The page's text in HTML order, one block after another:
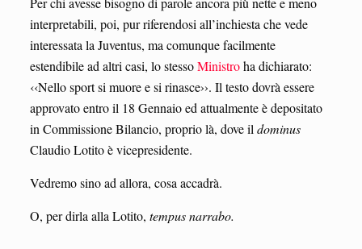
interpretabili, poi, pur riferendosi all’inchiesta che vede
interessata la Juventus, ma comunque facilmente
estendibile ad altri casi, lo stessoMinistroha dichiarato:
‹‹Nello sport si muore e si rinasce››. Il testo dovrà essere
approvato entro il 18 Gennaio ed attualmente è depositato
in Commissione Bilancio, proprio là, dove il dominus
Claudio Lotito è vicepresidente.
Vedremo sino ad allora, cosa accadrà.
O, per dirla alla Lotito, tempus narrabo.